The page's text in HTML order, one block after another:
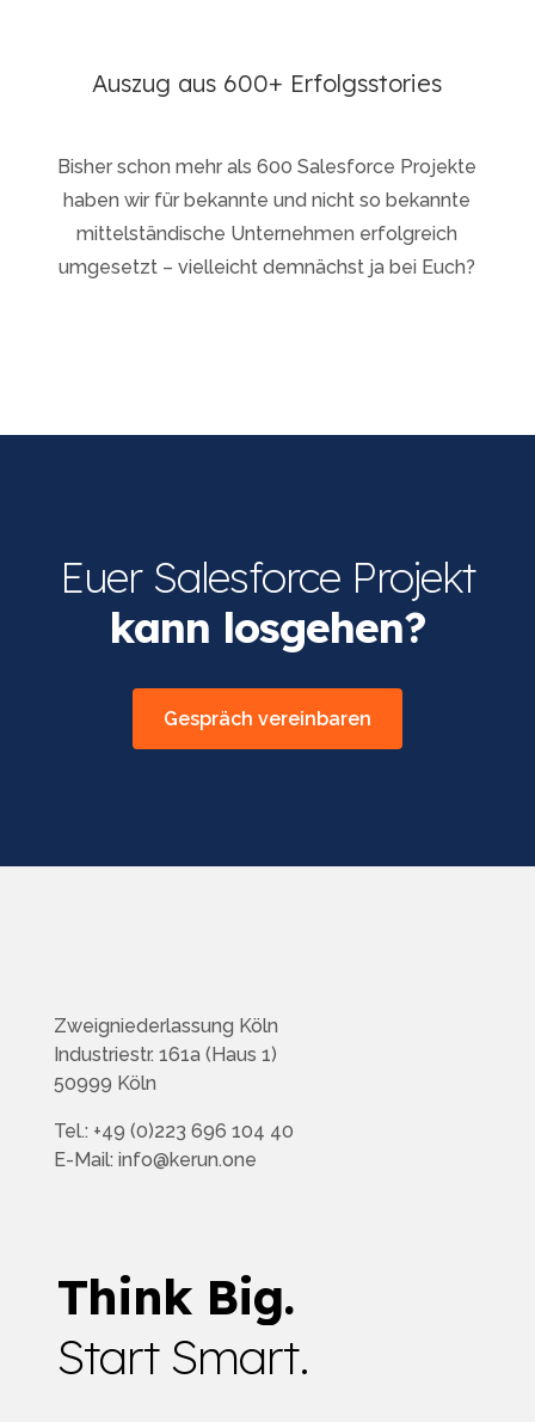
Auszug aus 600+ Erfolgsstories
Bisher schon mehr als 600 Salesforce Projekte
haben wir für bekannte und nicht so bekannte
mittelständische Unternehmen erfolgreich
umgesetzt – vielleicht demnächst ja bei Euch?
Euer Salesforce Projekt
kann losgehen?
Gespräch vereinbaren
Zweigniederlassung Köln
Industriestr. 161a (Haus 1)
50999 Köln
Tel.: +49 (0)223 696 104 40
E-Mail: info@kerun.one
Think Big.
Start Smart.